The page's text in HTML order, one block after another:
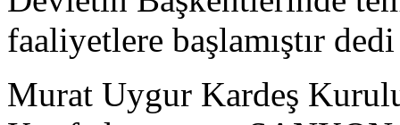
faaliyetlere başlamıştır dedi
Murat Uygur Kardeş